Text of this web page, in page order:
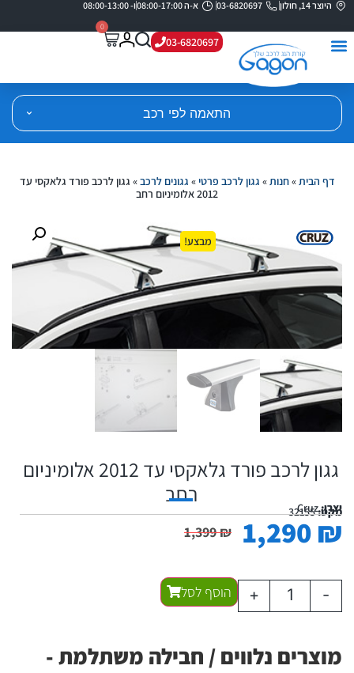
היוצר 14, חולון 03-6820697 א-ה 08:00-17:00 ו- 08:00-13:00
03-6820697
0
התאמה לפי רכב
דף הבית»חנות» גגון לרכב פרטי» גגונים לרכב» גגון לרכב פורד גלאקסי עד
2012 אלומיניום רחב
מבצע!
גגון לרכב פורד גלאקסי עד 2012 אלומיניום
רחב
יצרן:Cruzמקט:32155
1,399₪ 1,290₪
-
+ הוסף לסל
מוצרים נלווים / חבילה משתלמת -